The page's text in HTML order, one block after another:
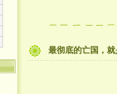
最彻底的亡国，